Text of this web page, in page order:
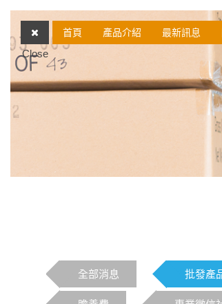
Close
首頁 產品介紹 最新訊息
全部消息 批發產